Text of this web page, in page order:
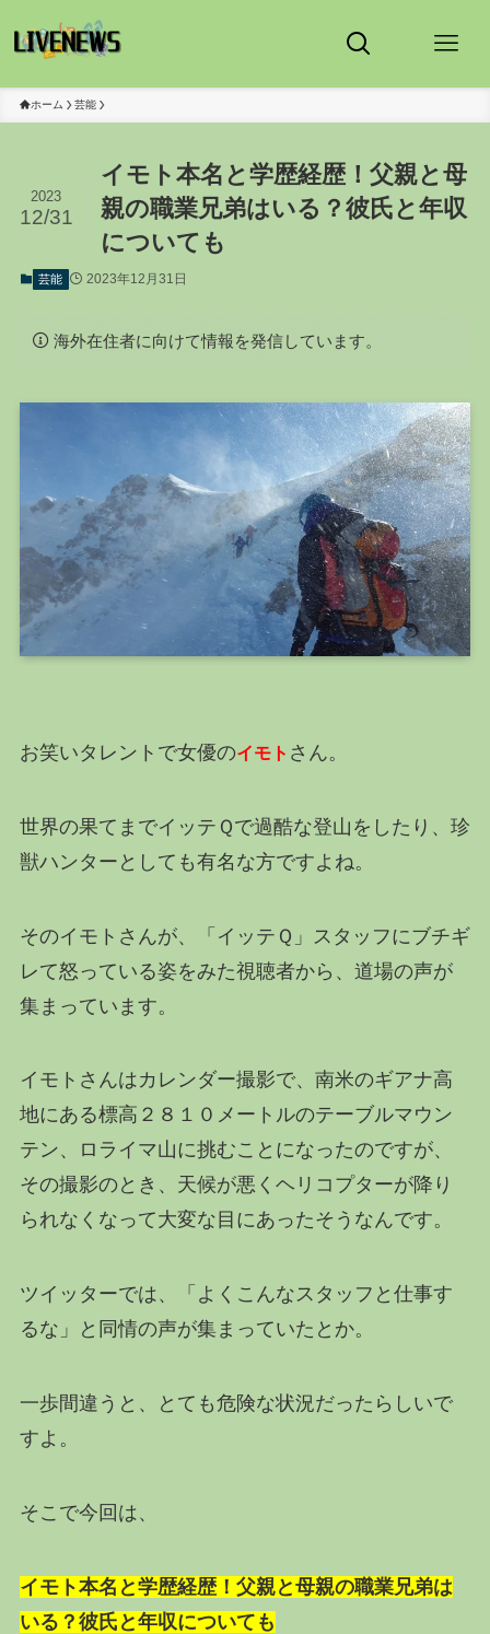
ホーム 芸能
イモト本名と学歴経歴！父親と母
親の職業兄弟はいる？彼氏と年収
についても
2023
12/31
芸能 2023年12月31日
海外在住者に向けて情報を発信しています。
お笑いタレントで女優のイモト さん。
世界の果てまでイッテＱで過酷な登山をしたり、珍
獣ハンターとしても有名な方ですよね。
そのイモトさんが、「イッテＱ」スタッフにブチギ
レて怒っている姿をみた視聴者から、道場の声が
集まっています。
イモトさんはカレンダー撮影で、南米のギアナ高
地にある標高２８１０メートルのテーブルマウン
テン、ロライマ山に挑むことになったのですが、
その撮影のとき、天候が悪くヘリコプターが降り
られなくなって大変な目にあったそうなんです。
ツイッターでは、「よくこんなスタッフと仕事す
るな」と同情の声が集まっていたとか。
一歩間違うと、とても危険な状況だったらしいで
すよ。
そこで今回は、
イモト本名と学歴経歴！父親と母親の職業兄弟は
いる？彼氏と年収についても